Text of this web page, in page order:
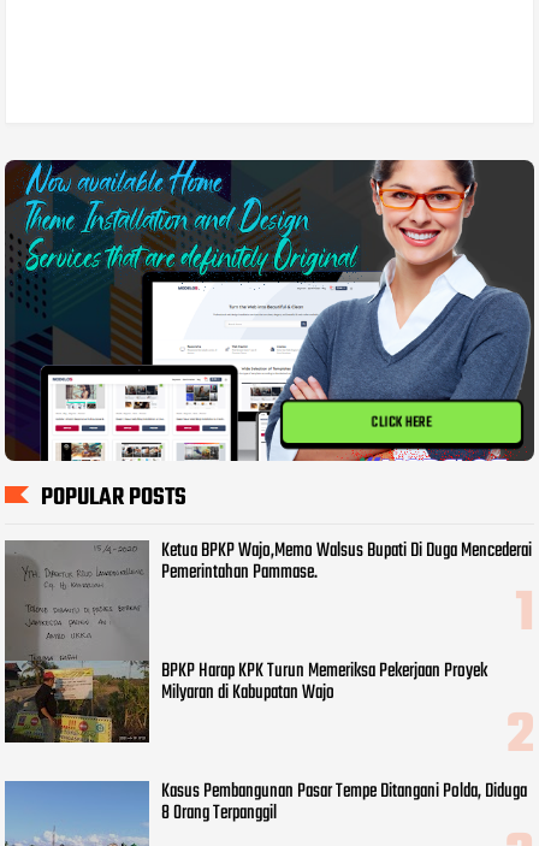
CLICK HERE
POPULAR POSTS
Ketua BPKP Wajo,Memo Walsus Bupati Di Duga Mencederai
Pemerintahan Pammase.
BPKP Harap KPK Turun Memeriksa Pekerjaan Proyek
Milyaran di Kabupatan Wajo
Kasus Pembangunan Pasar Tempe Ditangani Polda, Diduga
8 Orang Terpanggil